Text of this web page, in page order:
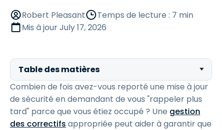
Robert Pleasant
Temps de lecture : 7 min
Mis à jourJuly 17, 2026
Table des matières
Combien de fois avez-vous reporté une mise à jour
de sécurité en demandant de vous "rappeler plus
tard" parce que vous étiez occupé ? Une gestion
des correctifs appropriée peut aider à garantir que